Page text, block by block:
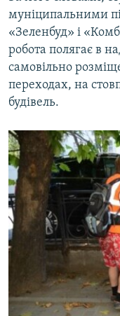
муніципальними
«Зеленбуд» і
робота полягає в
самовільно
переходах, на
будівель.